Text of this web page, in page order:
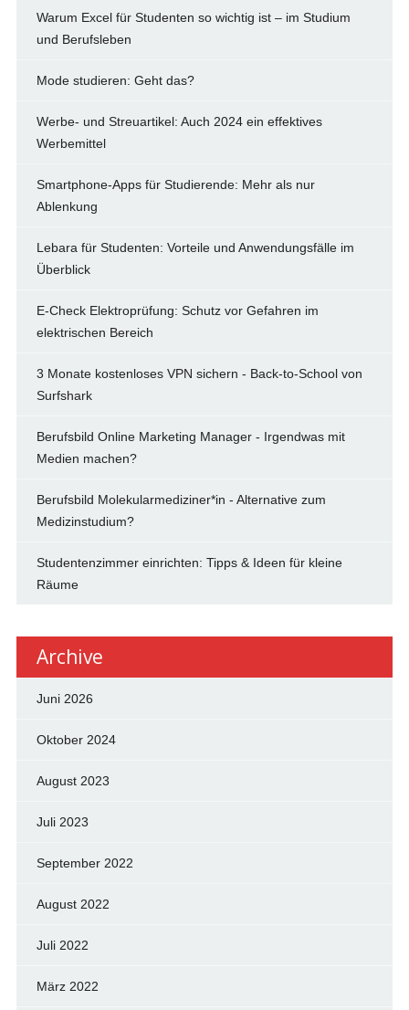
Warum Excel für Studenten so wichtig ist – im Studium
und Berufsleben
Mode studieren: Geht das?
Werbe- und Streuartikel: Auch 2024 ein effektives
Werbemittel
Smartphone-Apps für Studierende: Mehr als nur
Ablenkung
Lebara für Studenten: Vorteile und Anwendungsfälle im
Überblick
E-Check Elektroprüfung: Schutz vor Gefahren im
elektrischen Bereich
3 Monate kostenloses VPN sichern - Back-to-School von
Surfshark
Berufsbild Online Marketing Manager - Irgendwas mit
Medien machen?
Berufsbild Molekularmediziner*in - Alternative zum
Medizinstudium?
Studentenzimmer einrichten: Tipps & Ideen für kleine
Räume
Archive
Juni 2026
Oktober 2024
August 2023
Juli 2023
September 2022
August 2022
Juli 2022
März 2022